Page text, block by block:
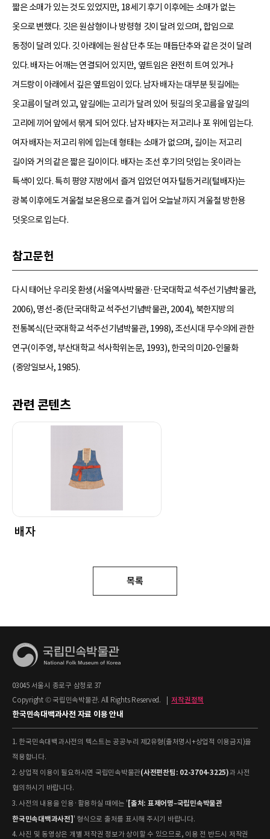
짧은 소매가 있는 것도 있었지만, 18세기 후기 이후에는 소매가 없는
옷으로 변했다. 깃은 원삼형이나 방령형 깃이 달려 있으며, 합임으로
동정이 달려 있다. 깃 아래에는 원삼 단추 또는 매듭단추와 같은 것이 달려
있다. 배자는 어깨는 연결되어 있지만, 옆트임은 완전히 트여 있거나
겨드랑이 아래에서 깊은 옆트임이 있다. 남자 배자는 대부분 뒷길에는
옷고름이 달려 있고, 앞길에는 고리가 달려 있어 뒷길의 옷고름을 앞길의
고리에 끼어 앞에서 묶게 되어 있다. 남자 배자는 저고리나 포 위에 입는다.
여자 배자는 저고리 위에 입는데 형태는 소매가 없으며, 길이는 저고리
길이와 거의 같은 짧은 길이이다. 배자는 조선 후기의 덧입는 옷이라는
특색이 있다. 특히 평양 지방에서 즐겨 입었던 여자 털등거리(털배자)는
광복 이후에도 겨울철 보온용으로 즐겨 입어 오늘날까지 겨울철 방한용
덧옷으로 입는다.
참고문헌
다시 태어난 우리옷 환생(서울역사박물관·단국대학교 석주선기념박물관,
2006), 명선-중(단국대학교 석주선기념박물관, 2004), 북한지방의
전통복식(단국대학교 석주선기념박물관, 1998), 조선시대 무수의에 관한
연구(이주영, 부산대학교 석사학위논문, 1993), 한국의 미20-인물화
(중앙일보사, 1985).
관련 콘텐츠
배자
목록
03045 서울시 종로구 삼청로 37
Copyright © 국립민속박물관. All Rights Reserved.
저작권정책
한국민속대백과사전 자료 이용 안내
1. 한국민속대백과사전의 텍스트는 공공누리 제2유형(출처명시+상업적 이용금지)을
적용합니다.
2. 상업적 이용이 필요하시면 국립민속박물관(사전편찬팀: 02-3704-3225)과 사전
협의하시기 바랍니다.
3. 사전의 내용을 인용·활용하실 때에는 ' [출처: 표제어명–국립민속박물관
한국민속대백과사전] ' 형식으로 출처를 표시해 주시기 바랍니다.
4. 사진 및 동영상은 개별 저작권 정보가 상이할 수 있으므로, 이용 전 반드시 저작권